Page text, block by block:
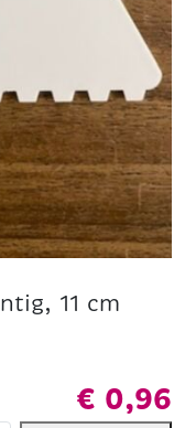
11 cm
€ 0,96